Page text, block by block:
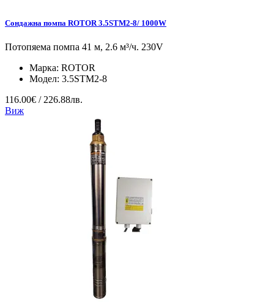
Сондажна помпа ROTOR 3.5STM2-8/ 1000W
Потопяема помпа 41 м, 2.6 м³/ч. 230V
Марка: ROTOR
Модел: 3.5STM2-8
116.00€ / 226.88лв.
Виж